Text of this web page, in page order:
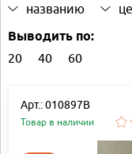
названию
Выводить по:
20 40 60
Арт.: 010897B
Товар в наличии